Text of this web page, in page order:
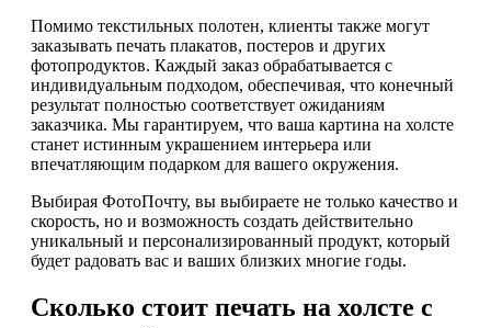
Помимо текстильных полотен, клиенты также могут
заказывать печать плакатов, постеров и других
фотопродуктов. Каждый заказ обрабатывается с
индивидуальным подходом, обеспечивая, что конечный
результат полностью соответствует ожиданиям
заказчика. Мы гарантируем, что ваша картина на холсте
станет истинным украшением интерьера или
впечатляющим подарком для вашего окружения.
Выбирая ФотоПочту, вы выбираете не только качество и
скорость, но и возможность создать действительно
уникальный и персонализированный продукт, который
будет радовать вас и ваших близких многие годы.
Сколько стоит печать на холсте с